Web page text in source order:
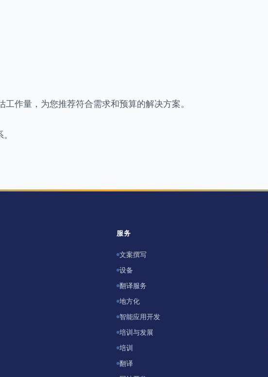
作量，为您推荐符合需求和预算的解决方案。
服务
文案撰写
设备
翻译服务
地方化
智能应用开发
培训与发展
培训
翻译